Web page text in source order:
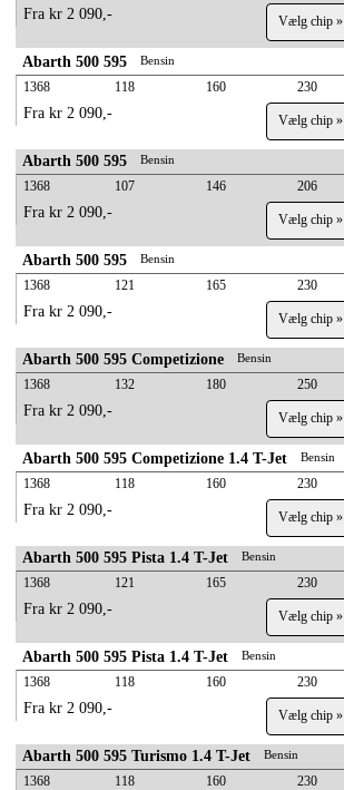
Fra kr 2 090,- Vælg chip »
Abarth 500 595 Bensin
1368 118 160 230
Fra kr 2 090,- Vælg chip »
Abarth 500 595 Bensin
1368 107 146 206
Fra kr 2 090,- Vælg chip »
Abarth 500 595 Bensin
1368 121 165 230
Fra kr 2 090,- Vælg chip »
Abarth 500 595 Competizione Bensin
1368 132 180 250
Fra kr 2 090,- Vælg chip »
Abarth 500 595 Competizione 1.4 T-Jet Bensin
1368 118 160 230
Fra kr 2 090,- Vælg chip »
Abarth 500 595 Pista 1.4 T-Jet Bensin
1368 121 165 230
Fra kr 2 090,- Vælg chip »
Abarth 500 595 Pista 1.4 T-Jet Bensin
1368 118 160 230
Fra kr 2 090,- Vælg chip »
Abarth 500 595 Turismo 1.4 T-Jet Bensin
1368 118 160 230